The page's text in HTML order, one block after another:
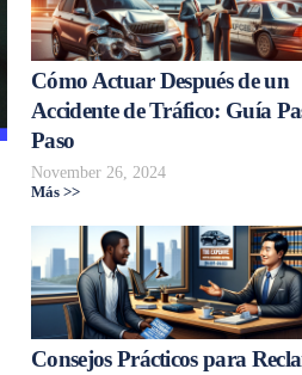
Cómo Actuar Después de un
Accidente de Tráfico: Guía
Paso
November 26, 2024
Más >>
Consejos Prácticos para